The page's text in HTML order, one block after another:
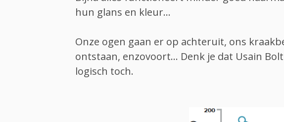
hun glans en kleur...
Onze ogen gaan er op achteruit, ons
ontstaan, enzovoort... Denk je dat Usain
logisch toch.